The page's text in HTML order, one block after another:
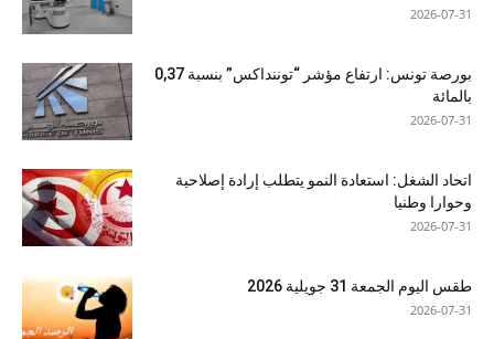
2026-07-31
بورصة تونس: ارتفاع مؤشر “توننداكس” بنسبة 0,37
بالمائة
2026-07-31
اتحاد الشغل: استعادة النمو يتطلب إرادة إصلاحية
وحوارا وطنيا
2026-07-31
طقس اليوم الجمعة 31 جويلية 2026
2026-07-31